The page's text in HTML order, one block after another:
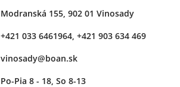
Modranská 155, 902 01 Vinosady
+421 033 6461964, +421 903 634 469
vinosady@boan.sk
Po-Pia 8 - 18, So 8-13